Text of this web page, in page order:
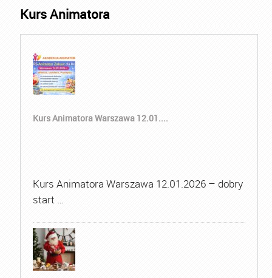
Kurs Animatora
Kurs Animatora Warszawa 12.01....
Kurs Animatora Warszawa 12.01.2026 – dobry
start …